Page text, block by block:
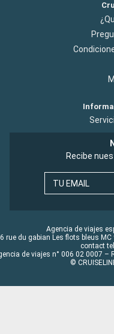
Recibe
TU EMAIL
Agencia de viajes
rue du gabian Les flots bleus
contact
de viajes n° 006 02 0007 –
©